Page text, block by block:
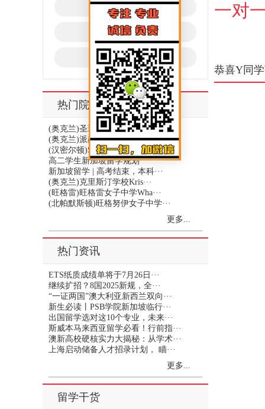
马来西亚
泰国
香港澳门
热门院校推荐
(奥克兰)圣玛丽女子中学St ···
(奥克兰)派赫斯特学校Pine···
(汉密尔顿)Silverdal···
高二学生新加坡留学规划
新加坡留学 | 高考结束，本科···
(奥克兰)克里斯汀学校Kris···
(旺格雷)旺格雷女子中学Wha···
(北帕默斯顿)旺格努伊女子中学···
更多...
热门资讯
ETS纸质成绩单将于7月26日···
继续扩招？8国2025新规，全···
“一证两国”澳大利亚新西兰双向···
新生必读丨PSB学院新加坡临行···
出国留学选对这10个专业，未来···
斯威本马来西亚留学必看！行前指···
澳新高校硬核实力大揭秘：从学术···
上海启动储备人才招录计划， 瞄···
更多...
留学干货
一对
恭喜Y同